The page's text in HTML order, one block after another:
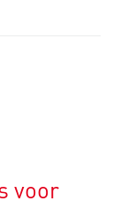
voor